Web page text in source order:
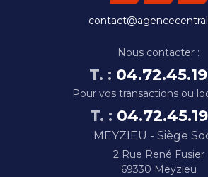
Nous contacter :
T. :
Pour vos transactions ou
T. :
MEYZIEU - Siège
2 Rue René Fusier
69330 Meyzieu